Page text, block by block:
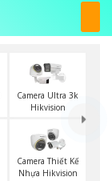
Camera Ultra 3k
Hikvision
Camera Thiết Kế
Nhựa Hikvision